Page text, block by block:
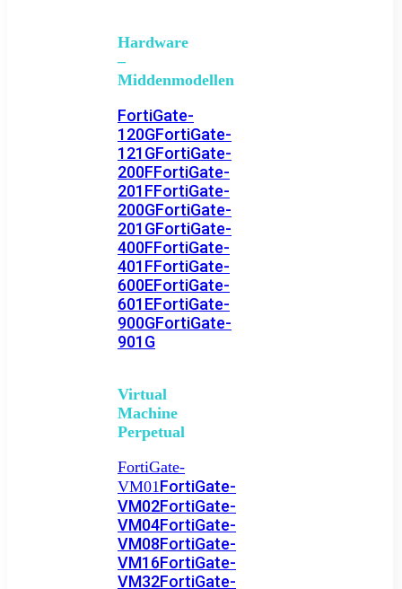
Hardware
–
Middenmodellen
FortiGate-
120GFortiGate-
121GFortiGate-
200FFortiGate-
201FFortiGate-
200GFortiGate-
201GFortiGate-
400FFortiGate-
401FFortiGate-
600EFortiGate-
601EFortiGate-
900GFortiGate-
901G
Virtual
Machine
Perpetual
FortiGate-
VM01FortiGate-
VM02FortiGate-
VM04FortiGate-
VM08FortiGate-
VM16FortiGate-
VM32FortiGate-